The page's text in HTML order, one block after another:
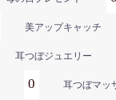
美アップキャッチ
耳つぼジュエリー
0 耳つぼマッ